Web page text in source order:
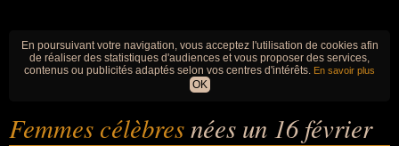
En poursuivant votre navigation, vous acceptez l'utilisation de cookies afin
de réaliser des statistiques d'audiences et vous proposer des services,
contenus ou publicités adaptés selon vos centres d'intérêts. En savoir plus
OK
Femmes célèbresnées un 16 février